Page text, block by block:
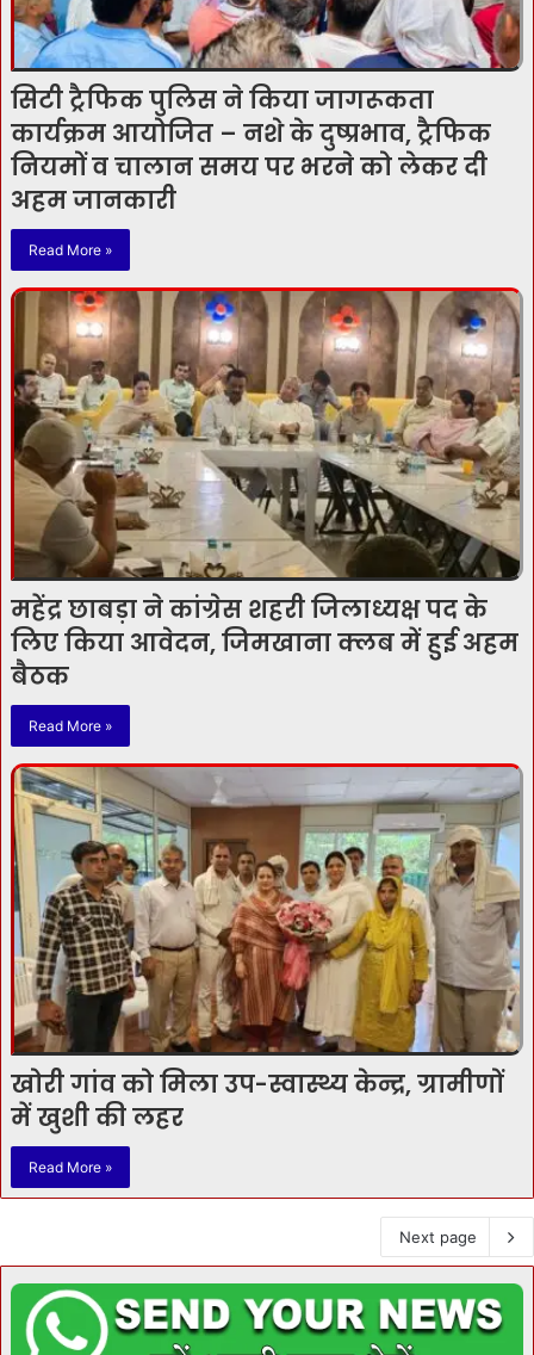
सिटी ट्रैफिक पुलिस ने किया जागरूकता
कार्यक्रम आयोजित – नशे के दुष्प्रभाव, ट्रैफिक
नियमों व चालान समय पर भरने को लेकर दी
अहम जानकारी
Read More »
महेंद्र छाबड़ा ने कांग्रेस शहरी जिलाध्यक्ष पद के
लिए किया आवेदन, जिमखाना क्लब में हुई अहम
बैठक
Read More »
खोरी गांव को मिला उप-स्वास्थ्य केन्द्र, ग्रामीणों
में खुशी की लहर
Read More »
Next page